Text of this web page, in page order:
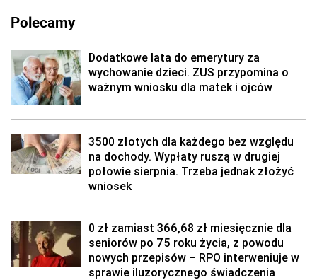
Polecamy
Dodatkowe lata do emerytury za
wychowanie dzieci. ZUS przypomina o
ważnym wniosku dla matek i ojców
3500 złotych dla każdego bez względu
na dochody. Wypłaty ruszą w drugiej
połowie sierpnia. Trzeba jednak złożyć
wniosek
0 zł zamiast 366,68 zł miesięcznie dla
seniorów po 75 roku życia, z powodu
nowych przepisów – RPO interweniuje w
sprawie iluzorycznego świadczenia